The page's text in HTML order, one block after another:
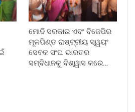
ମୋଦି ସରକାର ଏବଂ ବିଜେପିର
ମୂଳପିଣ୍ଡ ରାଷ୍ଟ୍ରୀୟ ସ୍ୱୟଂ
ସେବକ ସଂଘ ଭାରତର
ସମ୍ବିଧାନକୁ ବିଶ୍ୱାସ କରେ…